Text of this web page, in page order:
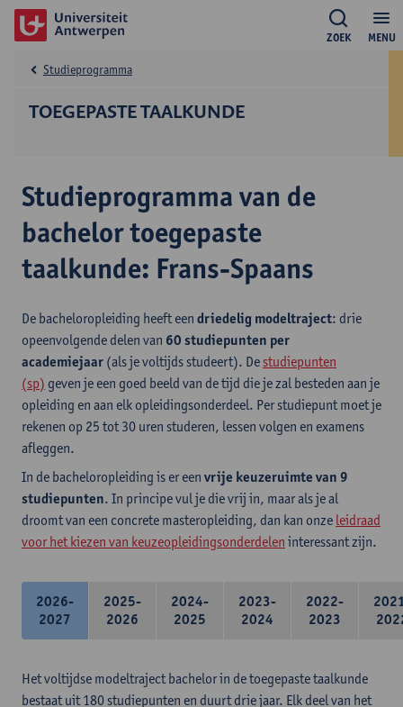
MENU
ZOEK
TOEGEPASTE TAALKUNDE
Studieprogramma
Studieprogramma van de
bachelor toegepaste
taalkunde: Frans-Spaans
De bacheloropleiding heeft een driedelig modeltraject: drie
opeenvolgende delen van 60 studiepunten per
academiejaar (als je voltijds studeert). De studiepunten
(sp) geven je een goed beeld van de tijd die je zal besteden aan je
opleiding en aan elk opleidingsonderdeel. Per studiepunt moet je
rekenen op 25 tot 30 uren studeren, lessen volgen en examens
afleggen.
In de bacheloropleiding is er een vrije keuzeruimte van 9
studiepunten. In principe vul je die vrij in, maar als je al
droomt van een concrete masteropleiding, dan kan onze leidraad
voor het kiezen van keuzeopleidingsonderdelen interessant zijn.
2026-
2027
2025-
2026
2024-
2025
2023-
2024
2022-
2023
Het voltijdse modeltraject bachelor in de toegepaste taalkunde
bestaat uit 180 studiepunten en duurt drie jaar. Elk deel van het